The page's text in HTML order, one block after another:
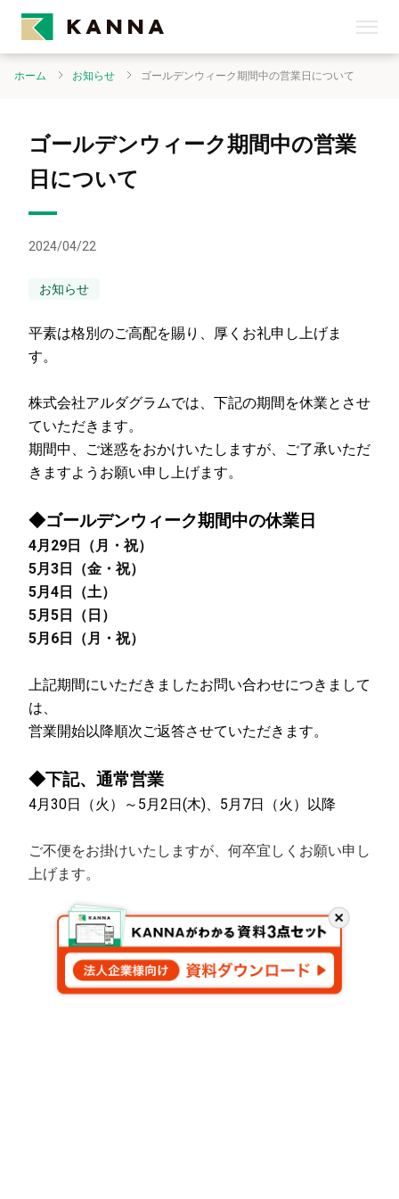
ホーム お知らせ ゴールデンウィーク期間中の営業日について
ゴールデンウィーク期間中の営業
日について
2024/04/22
お知らせ
平素は格別のご高配を賜り、厚くお礼申し上げま
す。
株式会社アルダグラムでは、下記の期間を休業とさせ
ていただきます。
期間中、ご迷惑をおかけいたしますが、ご了承いただ
きますようお願い申し上げます。
◆ゴールデンウィーク期間中の休業日
4月29日（月・祝）
5月3日（金・祝）
5月4日（土）
5月5日（日）
5月6日（月・祝）
上記期間にいただきましたお問い合わせにつきまして
は、
営業開始以降順次ご返答させていただきます。
◆下記、通常営業
4月30日（火）～5月2日(木)、5月7日（火）以降
ご不便をお掛けいたしますが、何卒宜しくお願い申し
上げます。
閉